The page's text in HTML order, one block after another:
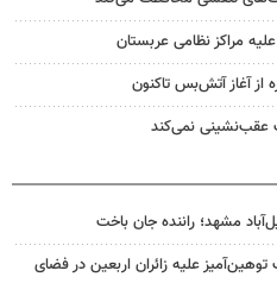
مراکز نظامی عربستان
عقب‌نشینی نمی‌کند
مشهد؛ راننده جان باخت
علیه زائران اربعین در فضای